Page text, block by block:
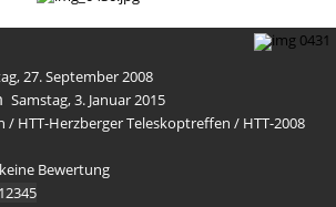
27. September 2008
Samstag, 3. Januar 2015
/ HTT-Herzberger Teleskoptreffen / HTT-2008
Bewertung